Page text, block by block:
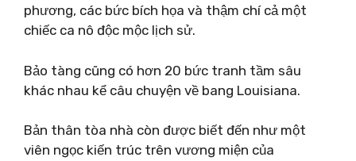
phương, các bức bích họa và thậm chí cả một
chiếc ca nô độc mộc lịch sử.
Bảo tàng cũng có hơn 20 bức tranh tầm sâu
khác nhau kể câu chuyện về bang Louisiana.
Bản thân tòa nhà còn được biết đến như một
viên ngọc kiến ​​trúc trên vương miện của